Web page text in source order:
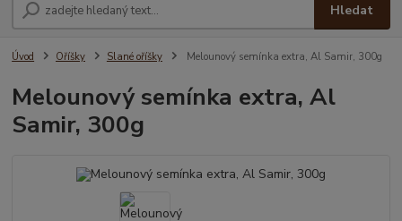
Hledat
Úvod Oříšky Slané oříšky Melounový semínka extra, Al Samir, 300g
Melounový semínka extra, Al
Samir, 300g